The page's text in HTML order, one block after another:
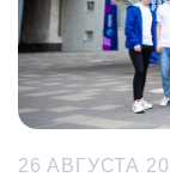
26 АВГУСТА